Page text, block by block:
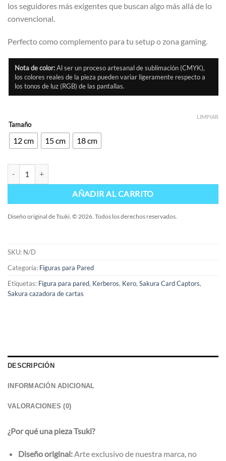
los seguidores más exigentes que buscan algo más allá de lo
convencional.
Perfecto como complemento para tu setup o zona gaming.
Nota de color:Al ser un proceso artesanal de sublimación (CMYK),
los colores reales de la pieza pueden variar ligeramente respecto a
los tonos de luz (RGB) de las pantallas.
Tamaño
12 cm 15 cm 18 cm
LIMPIAR
AÑADIR AL CARRITO
Diseño original de Tsuki. © 2026. Todos los derechos reservados.
SKU: N/D
Categoría: Figuras para Pared
Etiquetas: Figura para pared, Kerberos, Kero, Sakura Card Captors,
Sakura cazadora de cartas
DESCRIPCIÓN
INFORMACIÓN ADICIONAL
VALORACIONES (0)
¿Por qué una pieza Tsuki?
Diseño original:Arte exclusivo de nuestra marca, no